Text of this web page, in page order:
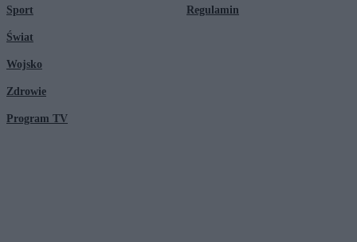
Sport
Świat
Wojsko
Zdrowie
Program TV
Regulamin